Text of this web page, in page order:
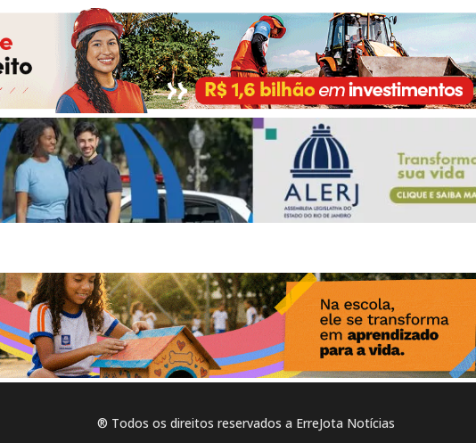
® Todos os direitos reservados a ErreJota Notícias